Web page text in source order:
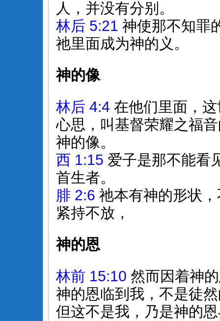
人，并没有分别。
林后 5:21 神使那不知罪
祂里面成为神的义。
神的像
林后 4:4 在他们里面，
心思，叫基督荣耀之福
神的像。
西 1:15 爱子是那不能看
首生者。
腓 2:6 祂本有神的形状
紧持不放，
神的恩
林前 15:10 然而因着神
神的恩临到我，不是徒
但这不是我，乃是神的